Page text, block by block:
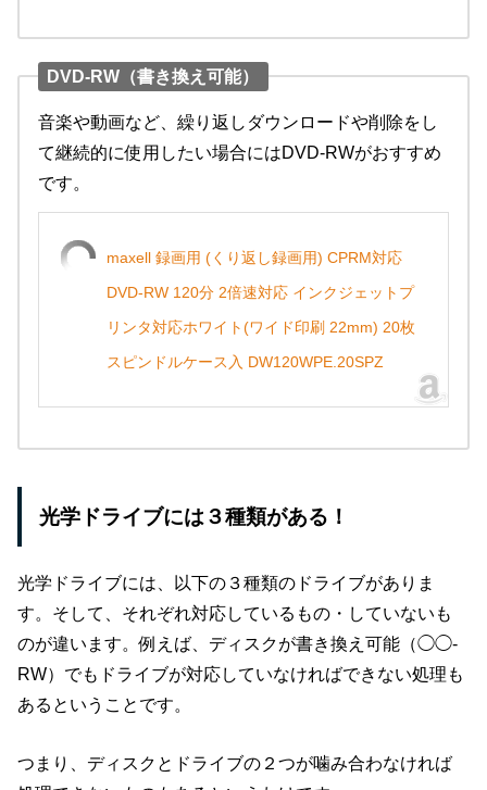
DVD-RW（書き換え可能）
音楽や動画など、繰り返しダウンロードや削除をし
て継続的に使用したい場合にはDVD-RWがおすすめ
です。
maxell 録画用 (くり返し録画用) CPRM対応
DVD-RW 120分 2倍速対応 インクジェットプ
リンタ対応ホワイト(ワイド印刷 22mm) 20枚
スピンドルケース入 DW120WPE.20SPZ
光学ドライブには３種類がある！
光学ドライブには、以下の３種類のドライブがありま
す。そして、それぞれ対応しているもの・していないも
のが違います。例えば、ディスクが書き換え可能（◯◯-
RW）でもドライブが対応していなければできない処理も
あるということです。
つまり、ディスクとドライブの２つが噛み合わなければ